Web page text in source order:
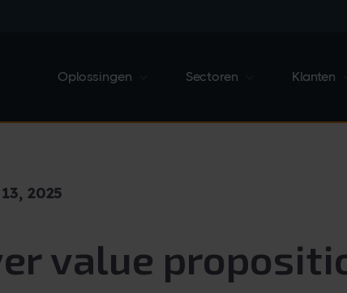
Oplossingen Sectoren Klanten
2025
value